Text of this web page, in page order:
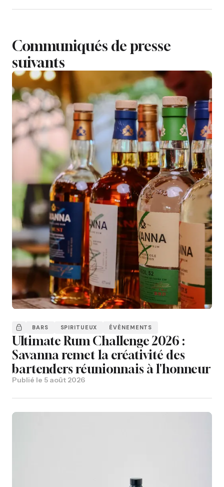
Communiqués de presse
suivants
BARS SPIRITUEUX ÉVÈNEMENTS
Ultimate Rum Challenge 2026 :
Savanna remet la créativité des
bartenders réunionnais à l'honneur
Publié le 5 août 2026